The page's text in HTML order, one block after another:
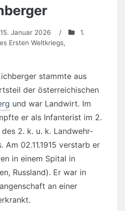
15. Januar 2026 /
1.
Ersten Weltkriegs,
stammte aus
der österreichischen
und war Landwirt. Im
er als Infanterist im 2.
2. k. u. k. Landwehr-
Am 02.11.1915 verstarb er
in einem Spital in
Russland). Er war in
an einer